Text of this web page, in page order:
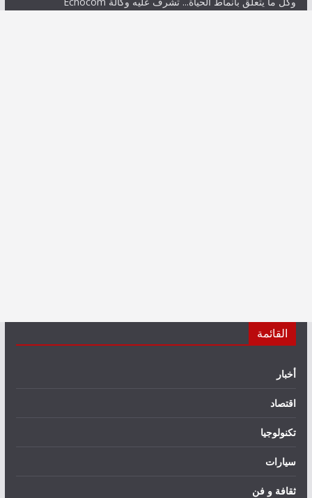
القائمة
أخبار
اقتصاد
تكنولوجيا
سيارات
ثقافة و فن